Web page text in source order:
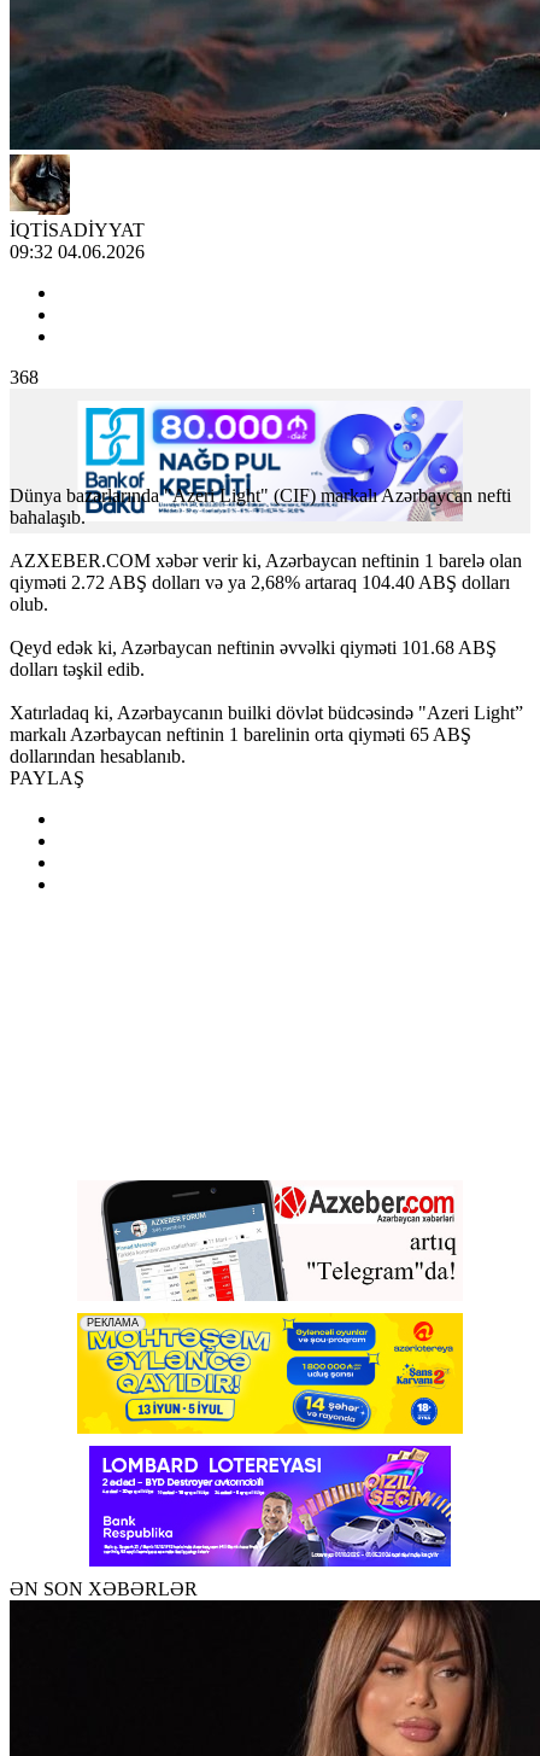
İQTİSADİYYAT
09:32 04.06.2026
368
Dünya bazarlarında "Azeri Light" (CIF) markalı Azərbaycan nefti
bahalaşıb.
AZXEBER.COM xəbər verir ki, Azərbaycan neftinin 1 barelə olan
qiyməti 2.72 ABŞ dolları və ya 2,68% artaraq 104.40 ABŞ dolları
olub.
Qeyd edək ki, Azərbaycan neftinin əvvəlki qiyməti 101.68 ABŞ
dolları təşkil edib.
Xatırladaq ki, Azərbaycanın builki dövlət büdcəsində "Azeri Light”
markalı Azərbaycan neftinin 1 barelinin orta qiyməti 65 ABŞ
dollarından hesablanıb.
PAYLAŞ
ƏN SON XƏBƏRLƏR